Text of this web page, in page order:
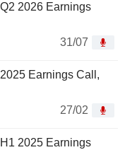
2026 Earnings
31/07
Earnings Call,
27/02
2025 Earnings